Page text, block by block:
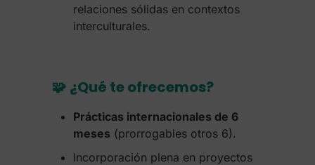
relaciones sólidas en contextos
interculturales.
🧩 ¿Qué te ofrecemos?
Prácticas internacionales de 6
meses (prorrogables otros 6).
Incorporación plena en proyectos